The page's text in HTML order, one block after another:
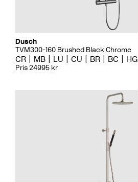
Dusch
TVM300-160 Brushed Black Chrome
CR MB LU CU BR BC HG
Pris 24995 kr